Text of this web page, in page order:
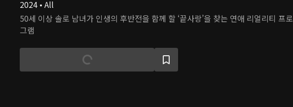
2024 • All
50세 이상 솔로 남녀가 인생의 후반전을 함께 할 ‘끝사랑’을 찾는 연애 리얼리티 프로
그램